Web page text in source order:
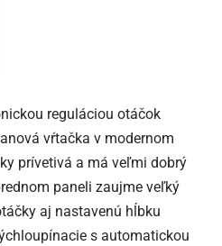
reguláciou otáčok
vŕtačka v modernom
prívetivá a má veľmi dobrý
paneli zaujme veľký
aj nastavenú hĺbku
s automatickou